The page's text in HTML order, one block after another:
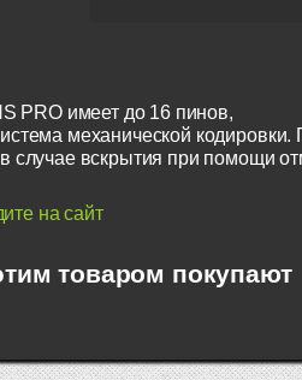
PRO имеет до 16 пинов,
механической
случае вскрытия при помощи
на сайт
товаром покупают